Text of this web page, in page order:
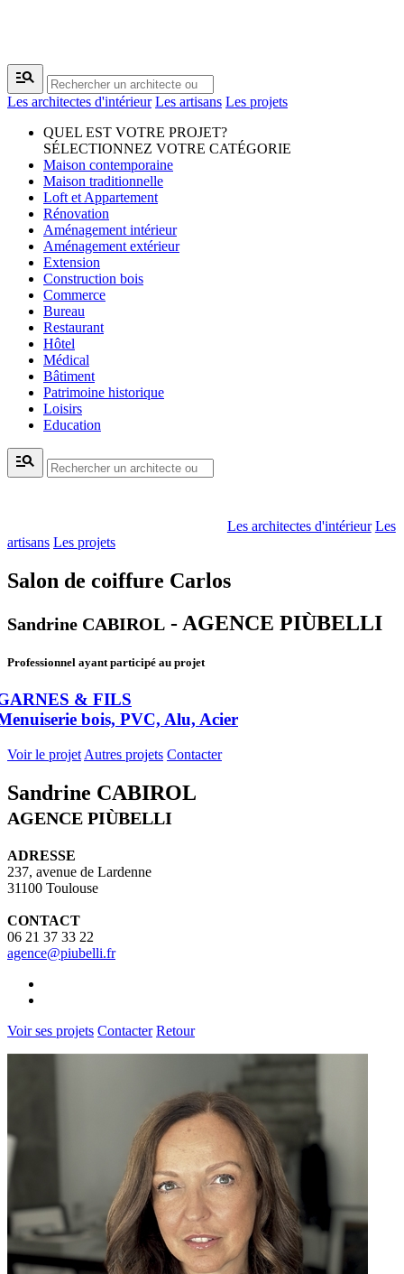
manage_search
Les architectes d'intérieur Les artisans Les projets
QUEL EST VOTRE PROJET?
SÉLECTIONNEZ VOTRE CATÉGORIE
Maison contemporaine
Maison traditionnelle
Loft et Appartement
Rénovation
Aménagement intérieur
Aménagement extérieur
Extension
Construction bois
Commerce
Bureau
Restaurant
Hôtel
Médical
Bâtiment
Patrimoine historique
Loisirs
Education
manage_search
Les architectes d'intérieur Les
artisans Les projets
Salon de coiffure Carlos
Sandrine CABIROL - AGENCE PIÙBELLI
Professionnel ayant participé au projet
& FILS
bois, PVC, Alu, Acier
Voir le projet Autres projets Contacter
Sandrine CABIROL
AGENCE PIÙBELLI
ADRESSE
237, avenue de Lardenne
31100 Toulouse
CONTACT
06 21 37 33 22
agence@piubelli.fr
Voir ses projets Contacter Retour